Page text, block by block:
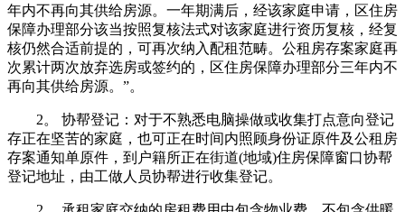
年内不再向其供给房源。一年期满后，经该家庭申请，区住房
保障办理部分该当按照复核法式对该家庭进行资历复核，经复
核仍然合适前提的，可再次纳入配租范畴。公租房存案家庭再
次累计两次放弃选房或签约的，区住房保障办理部分三年内不
再向其供给房源。”。
2。 协帮登记：对于不熟悉电脑操做或收集打点意向登记
存正在坚苦的家庭，也可正在时间内照顾身份证原件及公租房
存案通知单原件，到户籍所正在街道(地域)住房保障窗口协帮
登记地址，由工做人员协帮进行收集登记。